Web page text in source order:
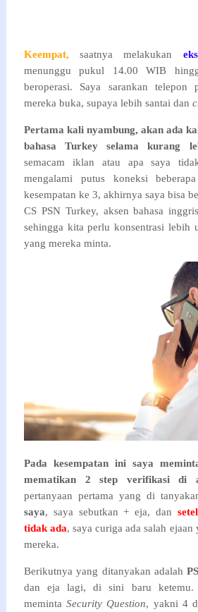
Keempat, saatnya melakukan
menunggu pukul 14.00 WIB
beroperasi. Saya sarankan telepon
mereka buka, supaya lebih santai dan
Pertama kali nyambung, akan ada
bahasa Turkey selama kurang
semacam iklan atau apa saya
mengalami putus koneksi
kesempatan ke 3, akhirnya saya bisa
CS PSN Turkey, aksen bahasa
sehingga kita perlu konsentrasi lebih
yang mereka minta.
Pada kesempatan ini saya
mematikan 2 step verifikasi di
pertanyaan pertama yang di
saya, saya sebutkan + eja, dan
tidak ada, saya curiga ada salah
mereka.
Berikutnya yang ditanyakan adalah
dan eja lagi, di sini baru ketemu.
memintaSecurity Question, yakni 4